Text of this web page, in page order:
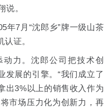
说。
7月“沈郎乡”牌一级山茶
证。
力。沈郎公司把技术创
发展的引擎。“我们成立了
出3%以上的销售收入作为
市场压力化为创新力，再